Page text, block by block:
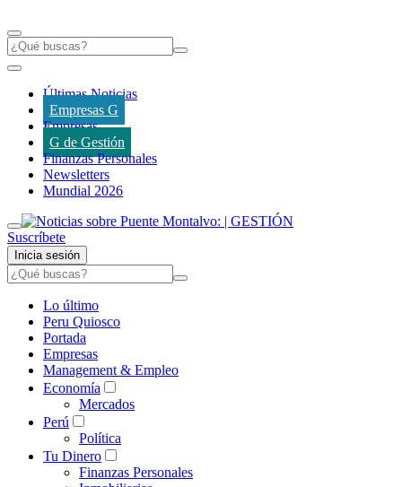
Últimas Noticias
Empresas G
Empresas
G de Gestión
Finanzas Personales
Newsletters
Mundial 2026
Suscríbete
Inicia sesión
Lo último
Peru Quiosco
Portada
Empresas
Management & Empleo
Economía
Mercados
Perú
Política
Tu Dinero
Finanzas Personales